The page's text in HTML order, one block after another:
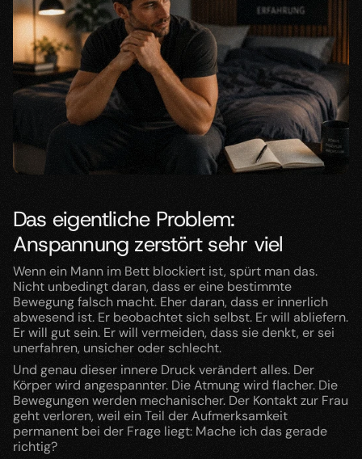
Das eigentliche Problem:
Anspannung zerstört sehr viel
Wenn ein Mann im Bett blockiert ist, spürt man das.
Nicht unbedingt daran, dass er eine bestimmte
Bewegung falsch macht. Eher daran, dass er innerlich
abwesend ist. Er beobachtet sich selbst. Er will abliefern.
Er will gut sein. Er will vermeiden, dass sie denkt, er sei
unerfahren, unsicher oder schlecht.
Und genau dieser innere Druck verändert alles. Der
Körper wird angespannter. Die Atmung wird flacher. Die
Bewegungen werden mechanischer. Der Kontakt zur Frau
geht verloren, weil ein Teil der Aufmerksamkeit
permanent bei der Frage liegt: Mache ich das gerade
richtig?